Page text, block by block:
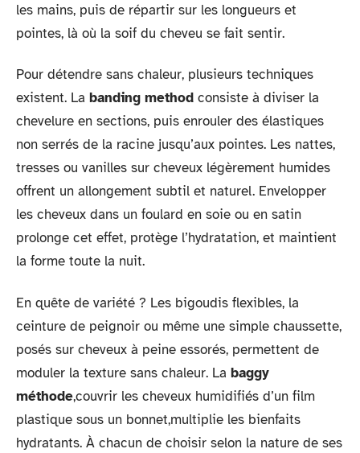
les mains, puis de répartir sur les longueurs et
pointes, là où la soif du cheveu se fait sentir.
Pour détendre sans chaleur, plusieurs techniques
existent. La banding method consiste à diviser la
chevelure en sections, puis enrouler des élastiques
non serrés de la racine jusqu’aux pointes. Les nattes,
tresses ou vanilles sur cheveux légèrement humides
offrent un allongement subtil et naturel. Envelopper
les cheveux dans un foulard en soie ou en satin
prolonge cet effet, protège l’hydratation, et maintient
la forme toute la nuit.
En quête de variété ? Les bigoudis flexibles, la
ceinture de peignoir ou même une simple chaussette,
posés sur cheveux à peine essorés, permettent de
moduler la texture sans chaleur. La baggy
méthode,couvrir les cheveux humidifiés d’un film
plastique sous un bonnet,multiplie les bienfaits
hydratants. À chacun de choisir selon la nature de ses